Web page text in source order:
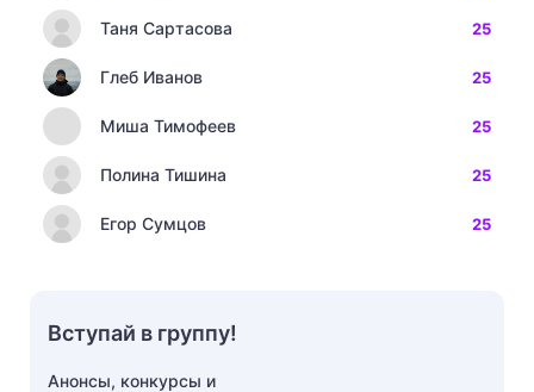
Таня Сартасова 25
Глеб Иванов 25
Миша Тимофеев 25
Полина Тишина 25
Егор Сумцов 25
Вступай в группу!
Анонсы, конкурсы и